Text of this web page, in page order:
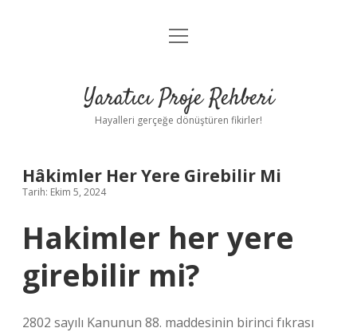
Anasayfa
Yasal Uyarı
menüyü
Yaratıcı Proje Rehberi
Hayalleri gerçeğe dönüştüren fikirler!
Hâkimler Her Yere Girebilir Mi
Tarih: Ekim 5, 2024
Hakimler her yere
girebilir mi?
2802 sayılı Kanunun 88. maddesinin birinci fıkrası